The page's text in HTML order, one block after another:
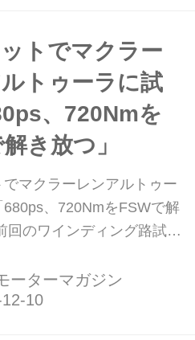
トでマクラー
トゥーラに試
、720Nmを
き放つ」
でマクラーレンアルトゥー
680ps、720NmをFSWで解
回のワインディング路試乗
ウェイでアルトゥーラに
ではわからない領域に踏み
ーターマガジン